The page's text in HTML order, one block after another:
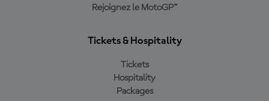
Rejoignez le MotoGP™
Tickets & Hospitality
Tickets
Hospitality
Packages